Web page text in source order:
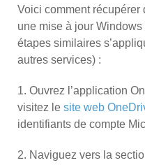
Voici comment
une mise à jour
étapes similaires
autres services) :
1. Ouvrez l’application
visitez le site web
identifiants de compte
2. Naviguez vers la